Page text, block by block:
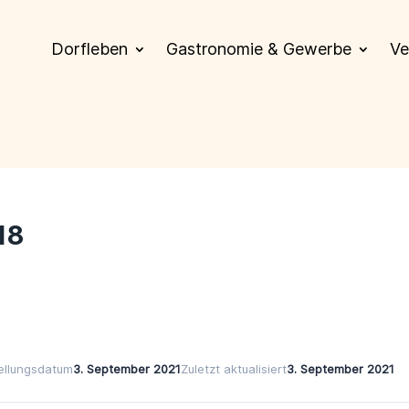
Dorfleben Gastronomie & Gewerbe
3. September 2021Zuletzt aktualisiert3. September 2021